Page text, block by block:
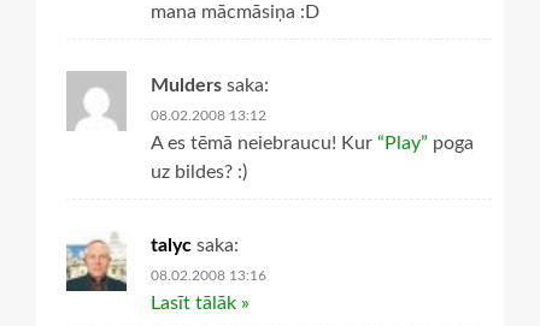
mana mācmāsiņa :D
Mulders saka:
08.02.2008 13:12
A es tēmā neiebraucu! Kur “Play” poga
uz bildes? :)
talyc saka:
08.02.2008 13:16
Lasīt tālāk »